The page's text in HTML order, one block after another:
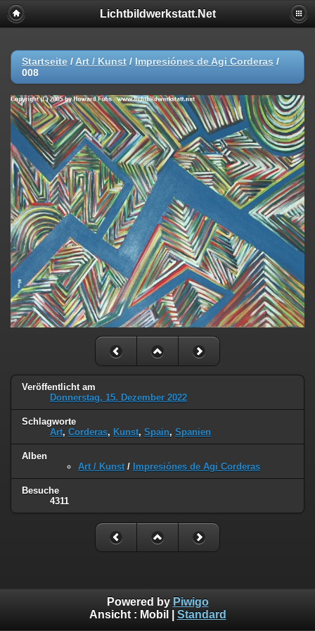
Lichtbildwerkstatt.Net
Startseite / Art / Kunst / Impresiónes de Agi Corderas /
008
Veröffentlicht am
Donnerstag, 15. Dezember 2022
Schlagworte
Art, Corderas, Kunst, Spain, Spanien
Alben
Art / Kunst / Impresiónes de Agi Corderas
Besuche
4311
Powered by Piwigo
Ansicht : Mobil Standard